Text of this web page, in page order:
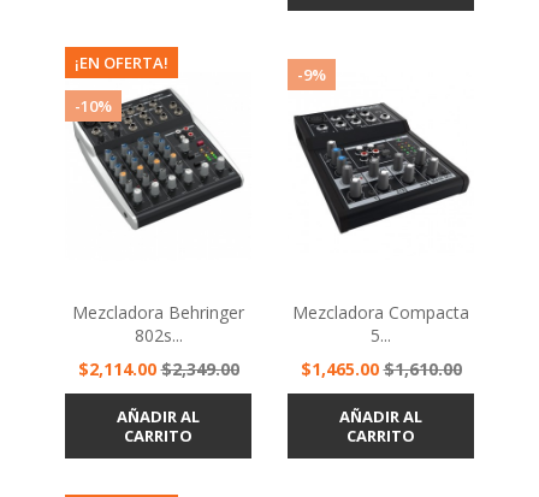
¡EN OFERTA!
-10%
Mezcladora Behringer
802s...
Precio
$2,114.00Precio
base
$2,349.00
AÑADIR AL
CARRITO
-9%
Mezcladora Compacta
5...
Precio
$1,465.00Precio
base
$1,610.00
AÑADIR AL
CARRITO